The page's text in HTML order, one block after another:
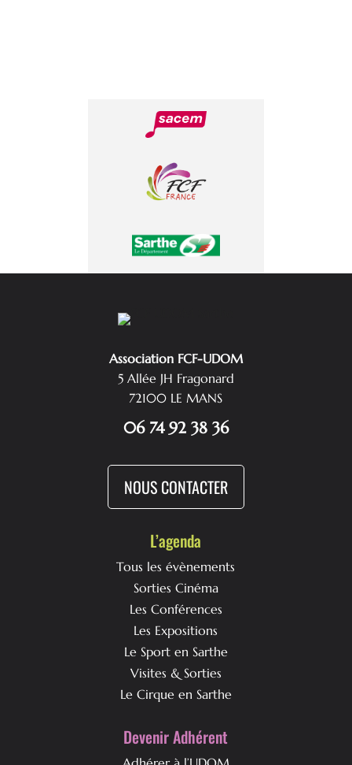
Association FCF-UDOM
5 Allée JH Fragonard
72100 LE MANS
06 74 92 38 36
NOUS CONTACTER
L’agenda
Tous les évènements
Sorties Cinéma
Les Conférences
Les Expositions
Le Sport en Sarthe
Visites & Sorties
Le Cirque en Sarthe
Devenir Adhérent